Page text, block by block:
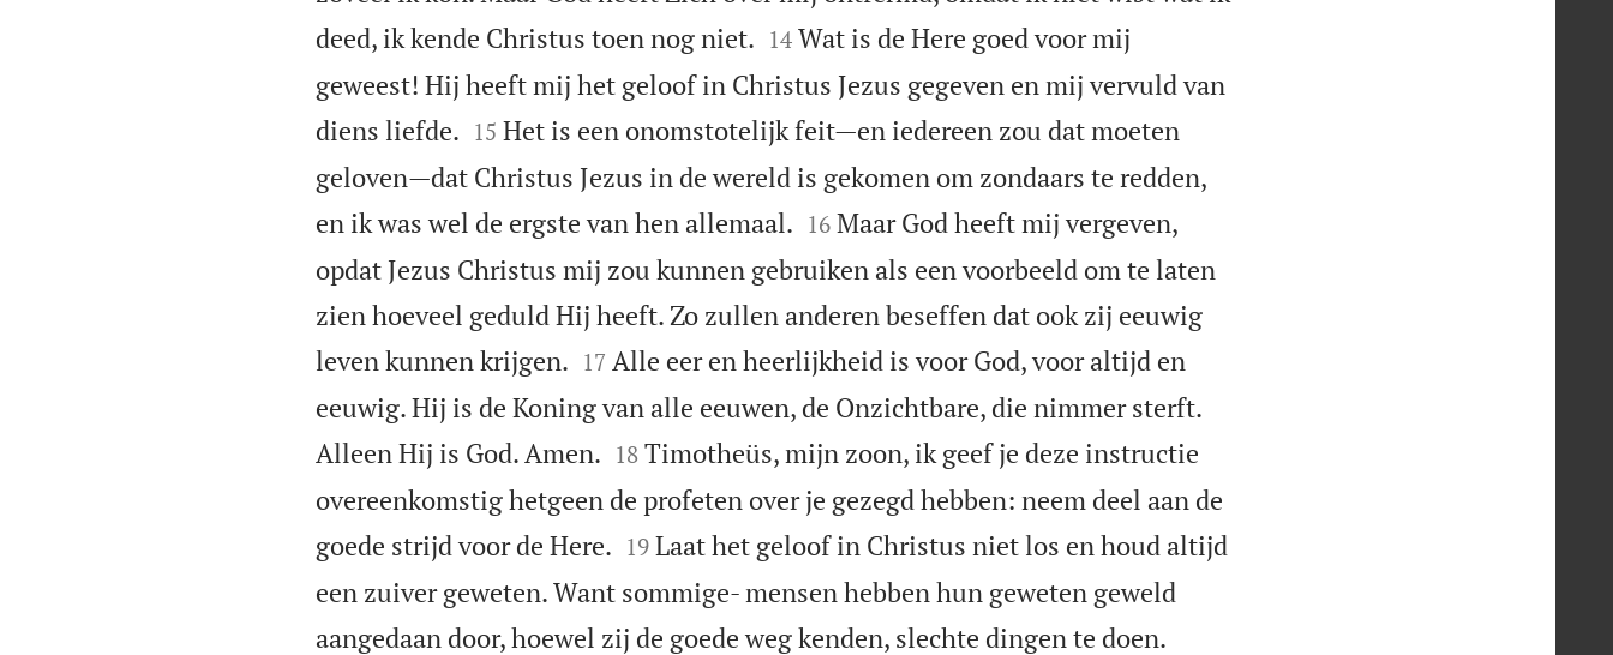
deed, ik kende Christus toen nog niet.
14 Wat is de Here goed voor mij
geweest! Hij heeft mij het geloof in Christus Jezus gegeven en mij vervuld van
diens liefde.
15 Het is een onomstotelijk feit—en iedereen zou dat moeten
geloven—dat Christus Jezus in de wereld is gekomen om zondaars te redden,
en ik was wel de ergste van hen allemaal.
16 Maar God heeft mij vergeven,
opdat Jezus Christus mij zou kunnen gebruiken als een voorbeeld om te laten
zien hoeveel geduld Hij heeft. Zo zullen anderen beseffen dat ook zij eeuwig
leven kunnen krijgen.
17 Alle eer en heerlijkheid is voor God, voor altijd en
eeuwig. Hij is de Koning van alle eeuwen, de Onzichtbare, die nimmer sterft.
Alleen Hij is God. Amen.
18 Timotheüs, mijn zoon, ik geef je deze instructie
overeenkomstig hetgeen de profeten over je gezegd hebben: neem deel aan de
goede strijd voor de Here.
19 Laat het geloof in Christus niet los en houd altijd
een zuiver geweten. Want sommige- mensen hebben hun geweten geweld
aangedaan door, hoewel zij de goede weg kenden, slechte dingen te doen.